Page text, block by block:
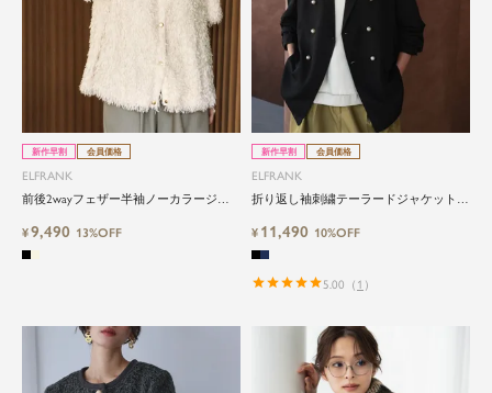
新作早割 会員価格
ELFRANK
前後2wayフェザー半袖ノーカラージャ
¥9,490 13%OFF
新作早割 会員価格
ELFRANK
折り返し袖刺繍テーラードジャケット
¥ 11,490 10%OFF
5.00 （ 1 ）